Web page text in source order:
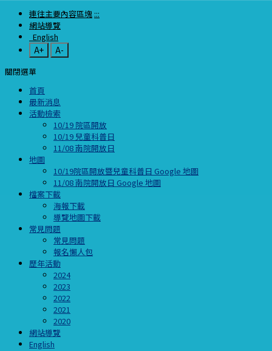
連往主要內容區塊 :::
網站導覽
English
A+
A-
關閉選單
首頁
最新消息
活動檢索
10/19 院區開放
10/19 兒童科普日
11/08 南院開放日
地圖
10/19院區開放暨兒童科普日 Google 地圖
11/08 南院開放日 Google 地圖
檔案下載
海報下載
導覽地圖下載
常見問題
常見問題
報名懶人包
歷年活動
2024
2023
2022
2021
2020
網站導覽
English